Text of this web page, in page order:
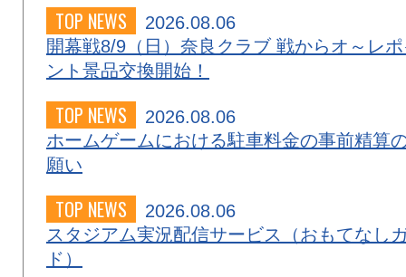
TOP NEWS
2026.08.06
開幕戦8/9（日）奈良クラブ 戦からオ～レ
ント景品交換開始！
TOP NEWS
2026.08.06
ホームゲームにおける駐車料金の事前精算
願い
TOP NEWS
2026.08.06
スタジアム実況配信サービス（おもてなし
ド）